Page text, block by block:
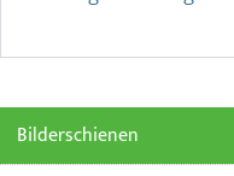
Bilderschienen